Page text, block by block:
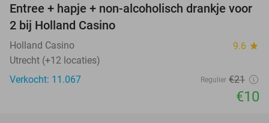
52%
Entree + hapje + non-alcoholisch drankje voor
2 bij Holland Casino
Holland Casino 9.6 star
Utrecht (+12 locaties)
Verkocht: 11.067
Regulier €21
€10